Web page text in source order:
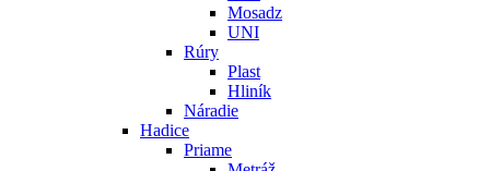
Mosadz
UNI
Rúry
Plast
Hliník
Náradie
Hadice
Priame